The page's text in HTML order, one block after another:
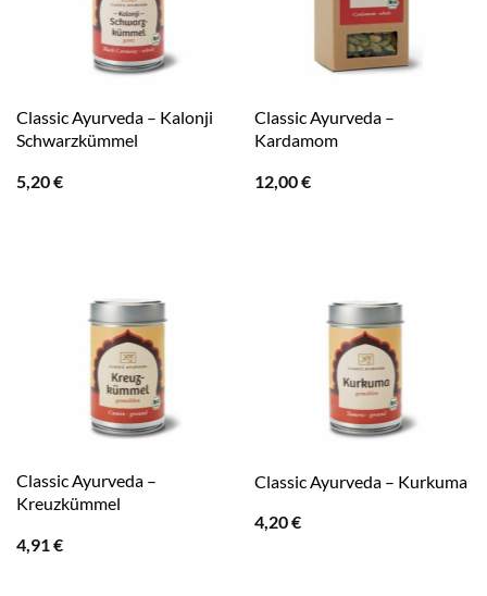
Classic Ayurveda – Kalonji
Schwarzkümmel
5,20€
Classic Ayurveda –
Kardamom
12,00€
Classic Ayurveda –
Kreuzkümmel
4,91€
Classic Ayurveda – Kurkuma
4,20€